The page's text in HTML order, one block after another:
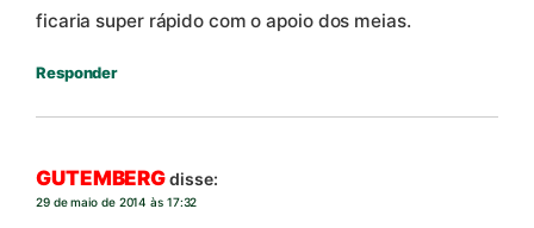
ficaria super rápido com o apoio dos meias.
Responder
GUTEMBERGdisse:
29 de maio de 2014 às 17:32